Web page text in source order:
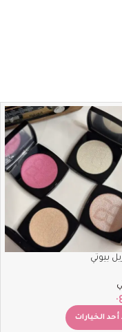
بيوتي
أحد الخيارات